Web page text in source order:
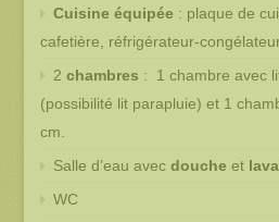
Cuisine équipée : plaque de
cafetière, réfrigérateur-
2 chambres : 1 chambre avec
(possibilité lit parapluie) et 1
cm.
Salle d’eau avecdouche et
WC